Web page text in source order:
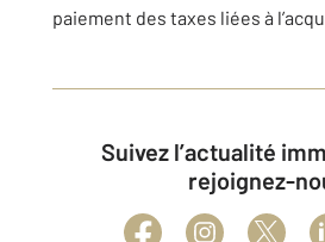
paiement des taxes liées à
Suivez l’actualité immobilière et
rejoignez-